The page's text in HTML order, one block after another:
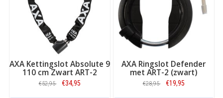
AXA Kettingslot Absolute 9
110 cm Zwart ART-2
€52,95 €34,95
AXA Ringslot Defender
met ART-2 (zwart)
€28,95 €19,95